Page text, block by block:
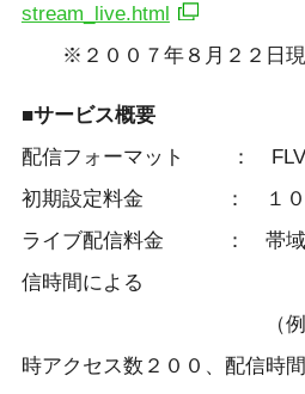
stream_live.html
※２００７年８月２２日
■サービス概要
配信フォーマット ： FLV
初期設定料金 ： １００
ライブ配信料金 ： 帯域
信時間による
（例：５００
時アクセス数２００、配信時